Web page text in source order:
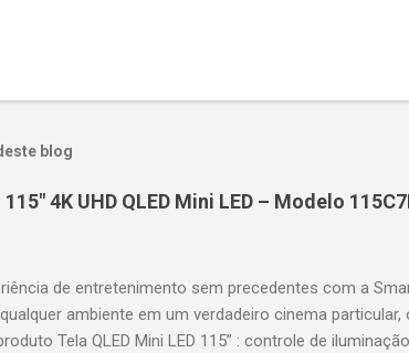
blog
4K UHD QLED Mini LED – Modelo
de entretenimento sem precedentes com a
ambiente em um verdadeiro cinema
Tela QLED Mini LED 115” : controle de